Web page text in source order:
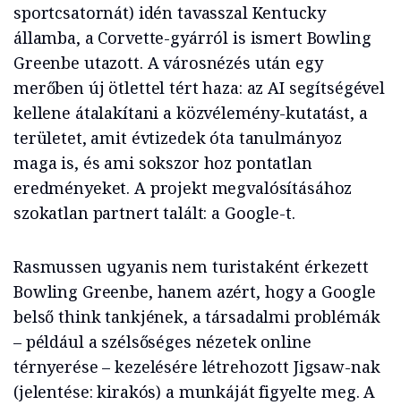
sportcsatornát) idén tavasszal Kentucky
államba, a Corvette-gyárról is ismert Bowling
Greenbe utazott. A városnézés után egy
merőben új ötlettel tért haza: az AI segítségével
kellene átalakítani a közvélemény-kutatást, a
területet, amit évtizedek óta tanulmányoz
maga is, és ami sokszor hoz pontatlan
eredményeket. A projekt megvalósításához
szokatlan partnert talált: a Google-t.
Rasmussen ugyanis nem turistaként érkezett
Bowling Greenbe, hanem azért, hogy a Google
belső think tankjének, a társadalmi problémák
– például a szélsőséges nézetek online
térnyerése – kezelésére létrehozott Jigsaw-nak
(jelentése: kirakós) a munkáját figyelte meg. A